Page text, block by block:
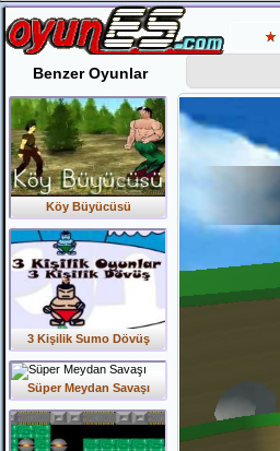
Benzer Oyunlar
Köy Büyücüsü
3 Kişilik Sumo Dövüş
Süper Meydan Savaşı